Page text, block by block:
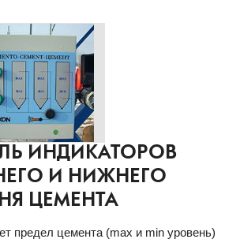
ИНДИКАТОРОВ
И НИЖНЕГО
ЦЕМЕНТА
предел цемента (max и min уровень)